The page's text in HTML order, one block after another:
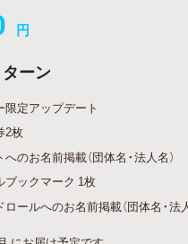
円
ーン
限定アップデート
2枚
のお名前掲載（団体名・法人名）
ブックマーク 1枚
ールへのお名前掲載（団体名・法